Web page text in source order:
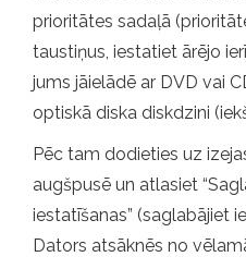
prioritātes sadaļā
taustiņus, iestatiet ārējo
jums jāielādē ar DVD vai
optiskā diska diskdzini
Pēc tam dodieties uz
augšpusē un atlasiet
iestatīšanas” (saglabājiet
Dators atsāknēs no